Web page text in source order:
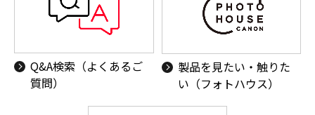
Q&A検索（よくあるご
質問）
製品を見たい・触りた
い（フォトハウス）